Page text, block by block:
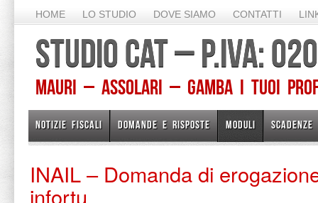
HOME LO STUDIO DOVE SIAMO CONTATTI
STUDIO CAT – P.IVA:
Mauri – Assolari – Gamba I TUOI
NOTIZIE FISCALI DOMANDE E RISPOSTE MODULI SCADENZE
INAIL – Domanda di
infortu